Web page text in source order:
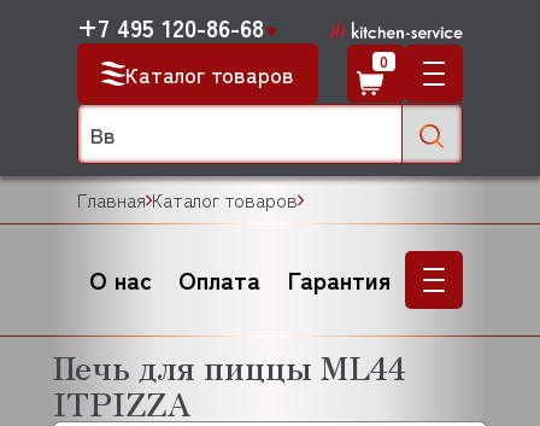
Каталог товаров
+7 495 120-86-68
0
Главная Каталог товаров
О нас Оплата Гарантия
Печь для пиццы ML44
ITPIZZA